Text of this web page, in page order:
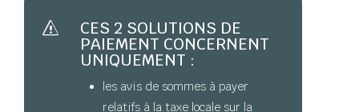
s CES 2 SOLUTIONS DE
PAIEMENT CONCERNENT
UNIQUEMENT :
les avis de sommes à payer
relatifs à la taxe locale sur la